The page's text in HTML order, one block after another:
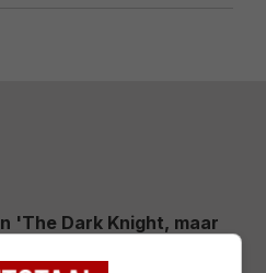
'The Dark Knight, maar
vrienden